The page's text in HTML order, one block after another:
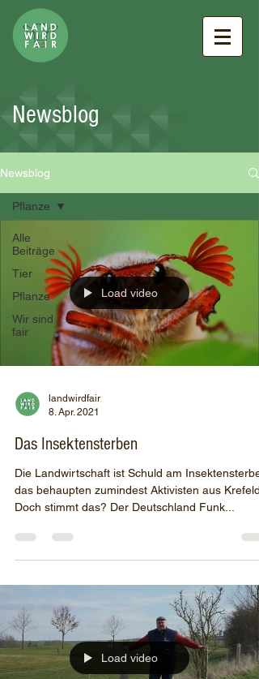
Newsblog
Newsblog
Alle
Beiträge
Tier
Pflanze
Wir sind
fair
Pflanze
Load video
landwirdfair
8. Apr. 2021
Das Insektensterben
Die Landwirtschaft ist Schuld am
das behaupten zumindest Aktivisten aus Krefeld.
Doch stimmt das? Der Deutschland Funk...
Load video